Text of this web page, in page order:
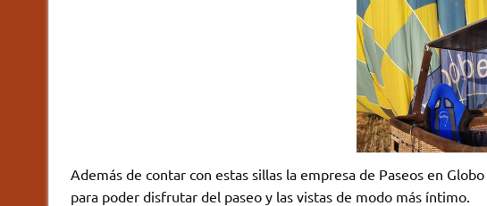
Además de contar con estas sillas la empresa de Paseos en Globo
para poder disfrutar del paseo y las vistas de modo más íntimo.